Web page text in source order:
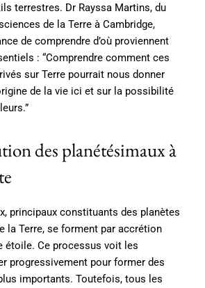
terrestres. Dr Rayssa Martins, du
de la Terre à Cambridge,
de comprendre d’où proviennent
: “Comprendre comment ces
sur Terre pourrait nous donner
de la vie ici et sur la possibilité
des planétésimaux à
principaux constituants des planètes
la Terre, se forment par accrétion
étoile. Ce processus voit les
progressivement pour former des
importants. Toutefois, tous les